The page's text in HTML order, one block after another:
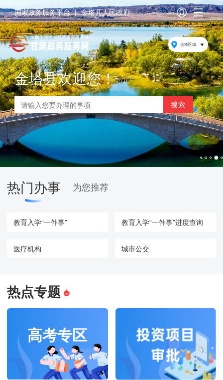
国家政务服务平台 | 金塔县人民政府
选择区域
金塔县欢迎您！
热门办事 为您推荐
教育入学“一件事” 教育入学“一件事”进度查询
医疗机构 城市公交
热点专题